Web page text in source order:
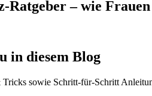
Ratgeber – wie
in diesem Blog
sowie Schritt-für-Schritt